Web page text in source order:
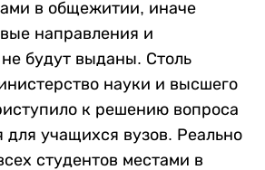
в общежитии, иначе
направления и
будут выданы. Столь
науки и высшего
к решению вопроса
для учащихся вузов. Реально
студентов местами в